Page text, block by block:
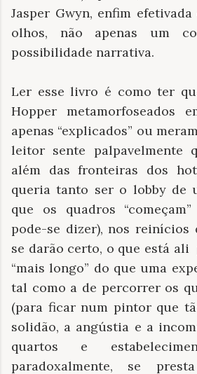
Jasper Gwyn, enfim
olhos, não apenas um
possibilidade narrativa.
Ler esse livro é como ter
Hopper metamorfoseados
apenas “explicados” ou
leitor sente palpavelmente
além das fronteiras dos
queria tanto ser o lobby de
que os quadros
pode-se dizer), nos reinícios
se darão certo, o que está
“mais longo” do que uma
tal como a de percorrer os
(para ficar num pintor que
solidão, a angústia e a
quartos e
paradoxalmente, se